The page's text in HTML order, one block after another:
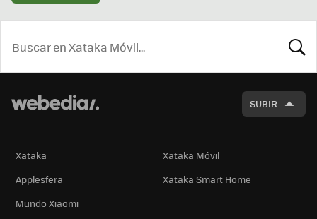
SUBIR
Xataka
Xataka Móvil
Applesfera
Xataka Smart Home
Mundo Xiaomi